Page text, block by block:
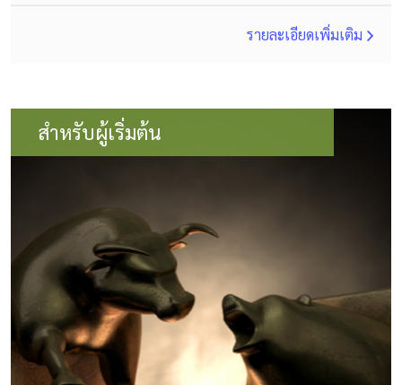
รายละเอียดเพิ่มเติม
สำหรับผู้เริ่มต้น